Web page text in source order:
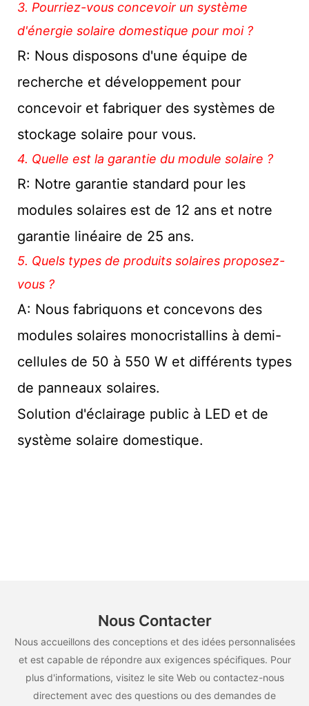
3. Pourriez-vous concevoir un système
d'énergie solaire domestique pour moi ?
R: Nous disposons d'une équipe de
recherche et développement pour
concevoir et fabriquer des systèmes de
stockage solaire pour vous.
4. Quelle est la garantie du module solaire ?
R: Notre garantie standard pour les
modules solaires est de 12 ans et notre
garantie linéaire de 25 ans.
5. Quels types de produits solaires proposez-
vous ?
A: Nous fabriquons et concevons des
modules solaires monocristallins à demi-
cellules de 50 à 550 W et différents types
de panneaux solaires.
Solution d'éclairage public à LED et de
système solaire domestique.
Nous Contacter
Nous accueillons des conceptions et des idées personnalisées
et est capable de répondre aux exigences spécifiques. Pour
plus d'informations, visitez le site Web ou contactez-nous
directement avec des questions ou des demandes de